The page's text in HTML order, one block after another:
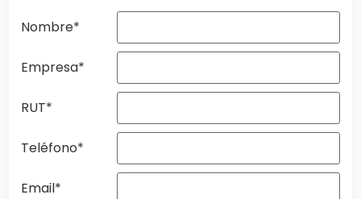
Nombre*
Empresa*
RUT*
Teléfono*
Email*